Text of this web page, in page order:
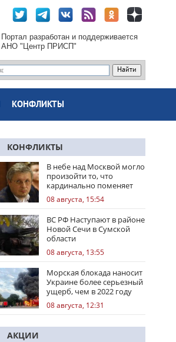
Портал разработан и поддерживается
АНО "Центр ПРИСП"
КОНФЛИКТЫ
КОНФЛИКТЫ
В небе над Москвой могло
произойти то, что
кардинально поменяет
правила игры
08 августа, 15:54
ВС РФ Наступают в районе
Новой Сечи в Сумской
области
08 августа, 13:55
Морская блокада наносит
Украине более серьезный
ущерб, чем в 2022 году
08 августа, 12:31
АКЦИИ